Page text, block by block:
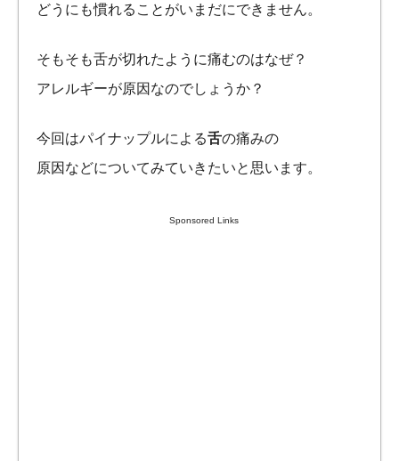
どうにも慣れることがいまだにできません。
そもそも舌が切れたように痛むのはなぜ？
アレルギーが原因なのでしょうか？
今回はパイナップルによる舌の痛みの
原因などについてみていきたいと思います。
Sponsored Links